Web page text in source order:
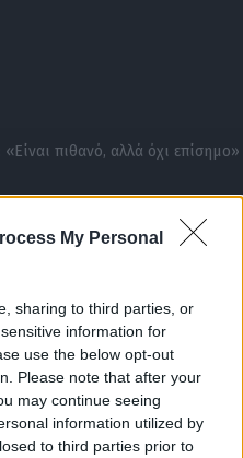
My Personal
sharing to third parties, or
information for
use the below opt-out
Please note that after your
may continue seeing
information utilized by
to third parties prior to
πιθανό, αλλά όχι επίσημο»
μάτια την πρωταθλήτρια
«Ζορό» Μπλάνκο!
της ΑΕΚ κόντρα στη Ρέιντζερς!